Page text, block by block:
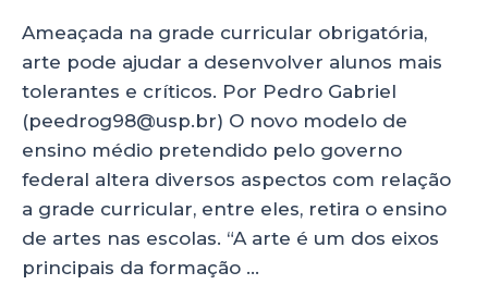
Ameaçada na grade curricular obrigatória,
arte pode ajudar a desenvolver alunos mais
tolerantes e críticos. Por Pedro Gabriel
(peedrog98@usp.br) O novo modelo de
ensino médio pretendido pelo governo
federal altera diversos aspectos com relação
a grade curricular, entre eles, retira o ensino
de artes nas escolas. “A arte é um dos eixos
principais da formação …